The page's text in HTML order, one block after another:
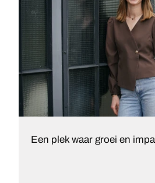
Een plek waar groei en